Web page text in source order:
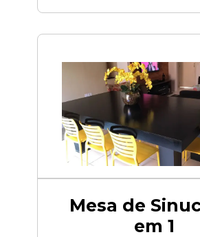
Mesa de
em 1